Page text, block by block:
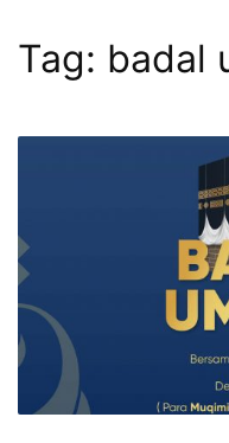
Tag: badal